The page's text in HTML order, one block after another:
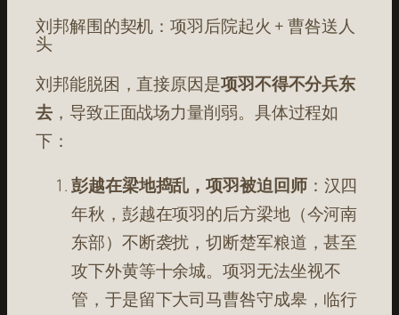
刘邦解围的契机：项羽后院起火 + 曹咎送人
头
刘邦能脱困，直接原因是项羽不得不分兵东
去，导致正面战场力量削弱。具体过程如
下：
彭越在梁地捣乱，项羽被迫回师：汉四
年秋，彭越在项羽的后方梁地（今河南
东部）不断袭扰，切断楚军粮道，甚至
攻下外黄等十余城。项羽无法坐视不
管，于是留下大司马曹咎守成皋，临行